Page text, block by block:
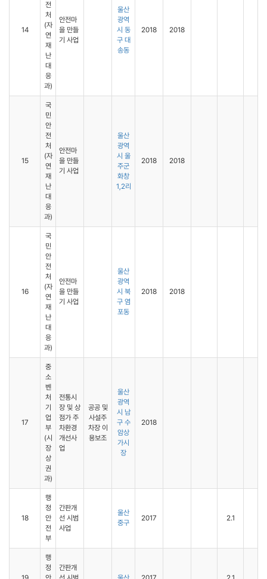
14
전
처
(자
연
재
난
대
응
과)
안전마
을 만들
기 사업
울산
광역
시 동
구 대
송동
2018 2018
15
국
민
안
전
처
(자
연
재
난
대
응
과)
안전마
을 만들
기 사업
울산
광역
시 울
주군
화창
1,2리
2018 2018
16
국
민
안
전
처
(자
연
재
난
대
응
과)
안전마
을 만들
기 사업
울산
광역
시 북
구 염
포동
2018 2018
17
중
소
벤
처
기
업
부
(시
장
상
권
과)
전통시
장 및 상
점가 주
차환경
개선사
업
공공 및
사설주
차장 이
용보조
울산
광역
시 남
구 수
암상
가시
장
2018
18
행
정
안
전
부
간판개
선 시범
사업
울산
중구
2017 2.1
행
정
간판개